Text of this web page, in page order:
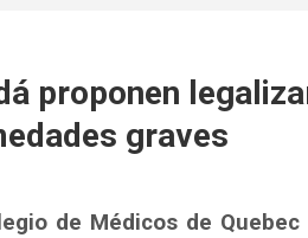
proponen
graves
de Médicos de Quebec